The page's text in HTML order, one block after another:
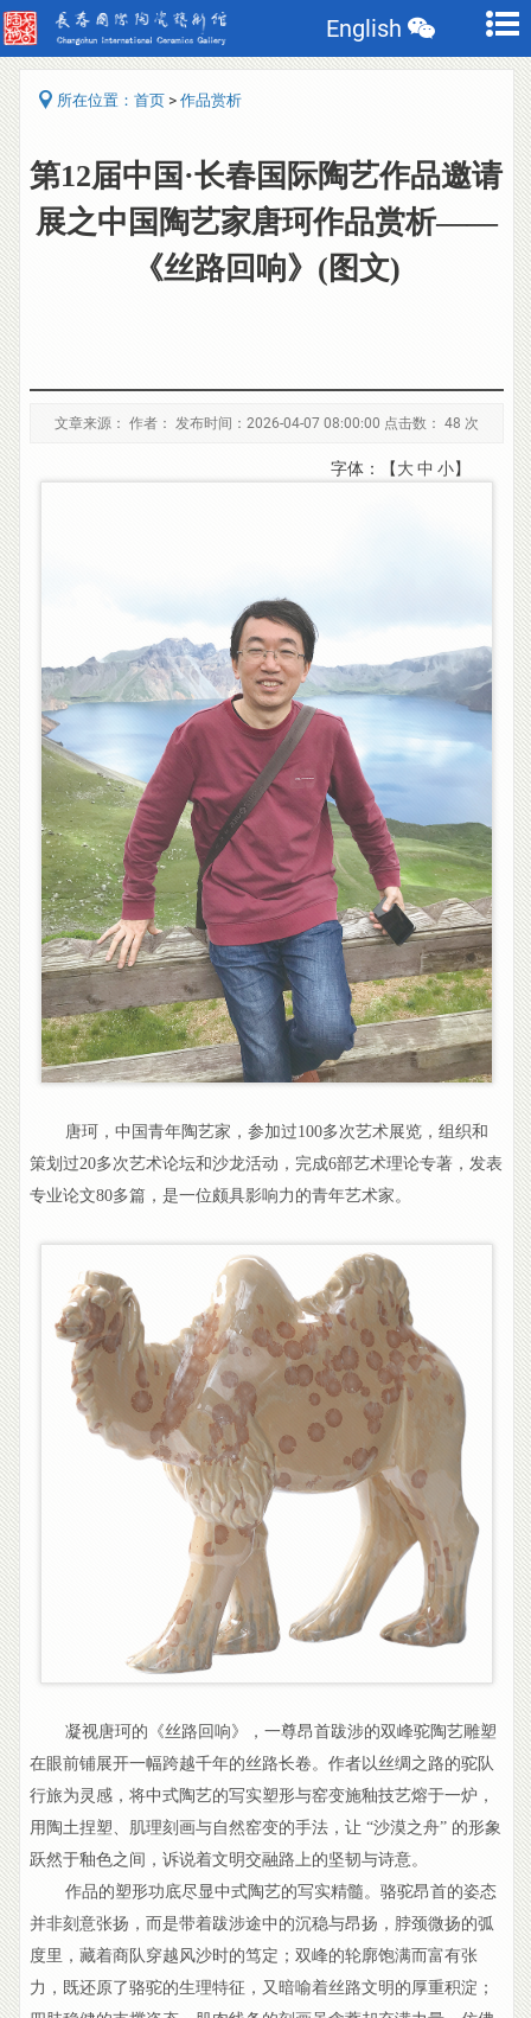
English
所在位置： 首页 > 作品赏析
第12届中国·长春国际陶艺作品邀请
展之中国陶艺家唐珂作品赏析——
《丝路回响》(图文)
文章来源： 作者： 发布时间：2026-04-07 08:00:00 点击数： 48 次
字体：【大 中 小】
唐珂，中国青年陶艺家，参加过100多次艺术展览，组织和
策划过20多次艺术论坛和沙龙活动，完成6部艺术理论专著，发表
专业论文80多篇，是一位颇具影响力的青年艺术家。
凝视唐珂的《丝路回响》，一尊昂首跋涉的双峰驼陶艺雕塑
在眼前铺展开一幅跨越千年的丝路长卷。作者以丝绸之路的驼队
行旅为灵感，将中式陶艺的写实塑形与窑变施釉技艺熔于一炉，
用陶土捏塑、肌理刻画与自然窑变的手法，让 “沙漠之舟” 的形象
跃然于釉色之间，诉说着文明交融路上的坚韧与诗意。
作品的塑形功底尽显中式陶艺的写实精髓。骆驼昂首的姿态
并非刻意张扬，而是带着跋涉途中的沉稳与昂扬，脖颈微扬的弧
度里，藏着商队穿越风沙时的笃定；双峰的轮廓饱满而富有张
力，既还原了骆驼的生理特征，又暗喻着丝路文明的厚重积淀；